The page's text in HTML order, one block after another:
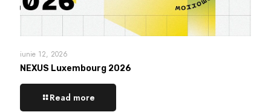
iunie 12, 2026
NEXUS Luxembourg 2026
Read more